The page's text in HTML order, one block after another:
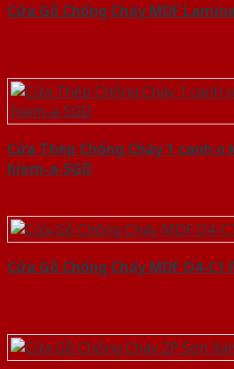
Cửa Gỗ Chống Cháy MDF
Cửa Thép Chống Cháy 1 canh
hiem-a-SGD
Cửa Gỗ Chống Cháy MDF O4-C1